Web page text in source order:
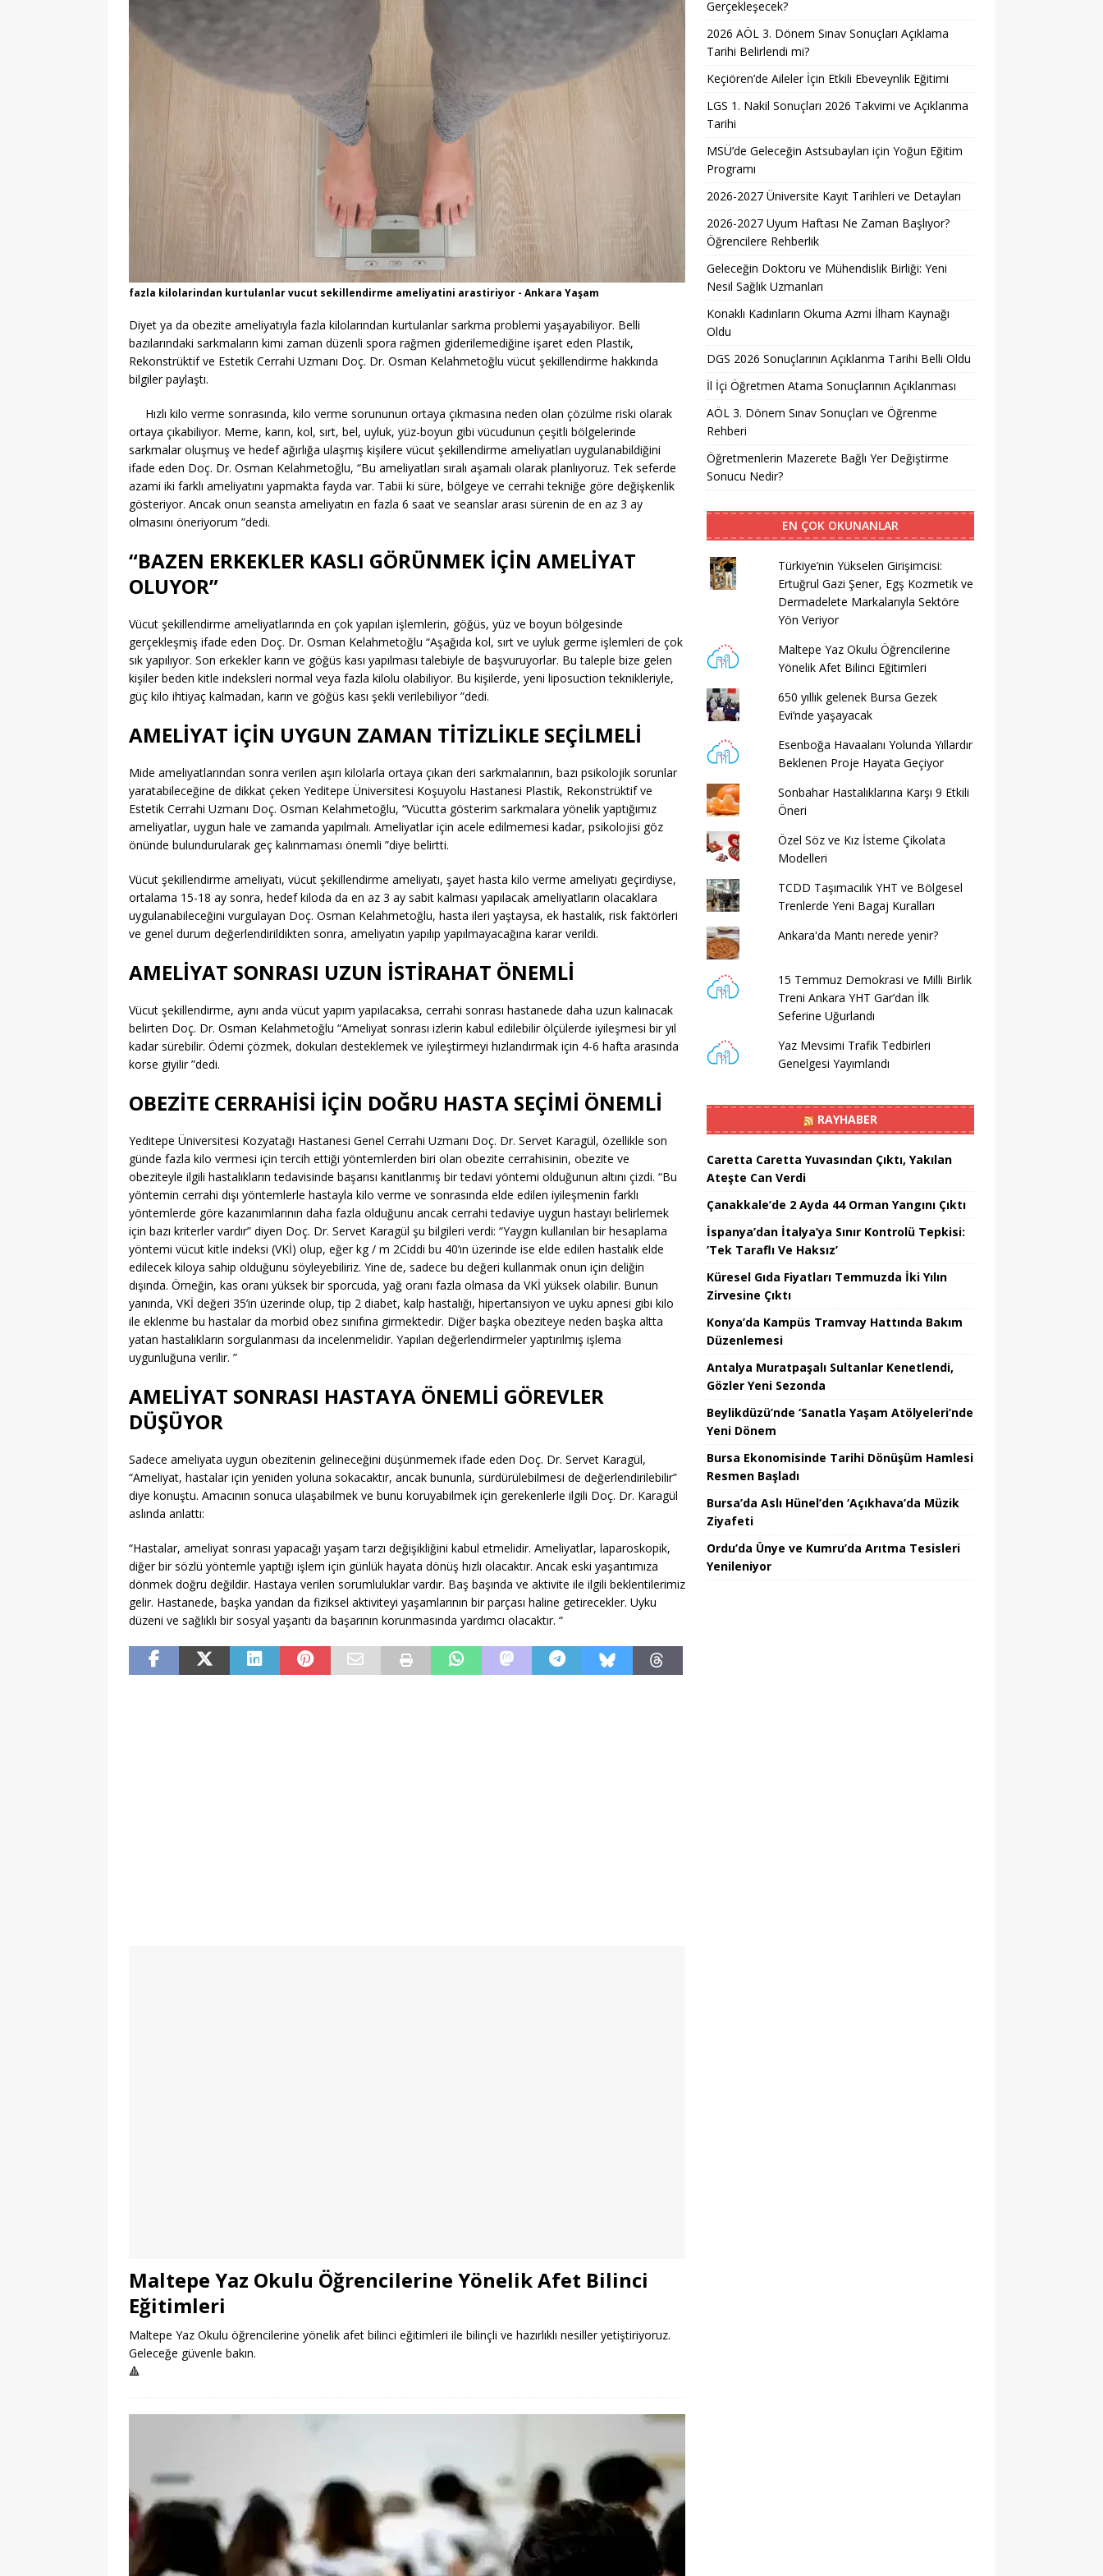
2026-2027 Üniversite Kayıt Tarihleri ve Detayları
2026-2027 Uyum Haftası Ne Zaman Başlıyor? Öğrencilere Rehberlik
Geleceğin Doktoru ve Mühendislik Birliği: Yeni Nesil Sağlık Uzmanları
Konaklı Kadınların Okuma Azmi İlham Kaynağı Oldu
[ 06/08/2026 ]
DGS 2026 Sonuçlarının Açıklanma Tarihi Belli Oldu
İl İçi Öğretmen Atama Sonuçlarının Açıklanması
AÖL 3. Dönem Sınav Sonuçları ve Öğrenme Rehberi
[ 06/08/2026 ] Öğretmenlerin Mazerete Bağlı Yer Değiştirme Sonucu Nedir?
EĞITIM
[ 07/08/2026 ] Maltepe Yaz Okulu Öğrencilerine Yönelik Afet Bilinci Eğitimleri EĞITIM
fazla kilolarindan kurtulanlar vucut sekillendirme ameliyatini arastiriyor - Ankara Yaşam
Diyet ya da obezite ameliyatıyla fazla kilolarından kurtulanlar sarkma problemi yaşayabiliyor. Belli
bazılarındaki sarkmaların kimi zaman düzenli spora rağmen giderilemediğine işaret eden Plastik,
Rekonstrüktif ve Estetik Cerrahi Uzmanı Doç. Dr. Osman Kelahmetoğlu vücut şekillendirme hakkında
bilgiler paylaştı.
Hızlı kilo verme sonrasında, kilo verme sorununun ortaya çıkmasına neden olan çözülme riski olarak
ortaya çıkabiliyor. Meme, karın, kol, sırt, bel, uyluk, yüz-boyun gibi vücudunun çeşitli bölgelerinde
sarkmalar oluşmuş ve hedef ağırlığa ulaşmış kişilere vücut şekillendirme ameliyatları uygulanabildiğini
ifade eden Doç. Dr. Osman Kelahmetoğlu, “Bu ameliyatları sıralı aşamalı olarak planlıyoruz. Tek seferde
azami iki farklı ameliyatını yapmakta fayda var. Tabii ki süre, bölgeye ve cerrahi tekniğe göre değişkenlik
gösteriyor. Ancak onun seansta ameliyatın en fazla 6 saat ve seanslar arası sürenin de en az 3 ay
olmasını öneriyorum ”dedi.
“BAZEN ERKEKLER KASLI GÖRÜNMEK İÇİN AMELİYAT
OLUYOR”
Vücut şekillendirme ameliyatlarında en çok yapılan işlemlerin, göğüs, yüz ve boyun bölgesinde
gerçekleşmiş ifade eden Doç. Dr. Osman Kelahmetoğlu “Aşağıda kol, sırt ve uyluk germe işlemleri de çok
sık yapılıyor. Son erkekler karın ve göğüs kası yapılması talebiyle de başvuruyorlar. Bu taleple bize gelen
kişiler beden kitle indeksleri normal veya fazla kilolu olabiliyor. Bu kişilerde, yeni liposuction teknikleriyle,
güç kilo ihtiyaç kalmadan, karın ve göğüs kası şekli verilebiliyor ”dedi.
AMELİYAT İÇİN UYGUN ZAMAN TİTİZLİKLE SEÇİLMELİ
Mide ameliyatlarından sonra verilen aşırı kilolarla ortaya çıkan deri sarkmalarının, bazı psikolojik sorunlar
yaratabileceğine de dikkat çeken Yeditepe Üniversitesi Koşuyolu Hastanesi Plastik, Rekonstrüktif ve
Estetik Cerrahi Uzmanı Doç. Osman Kelahmetoğlu, “Vücutta gösterim sarkmalara yönelik yaptığımız
ameliyatlar, uygun hale ve zamanda yapılmalı. Ameliyatlar için acele edilmemesi kadar, psikolojisi göz
önünde bulundurularak geç kalınmaması önemli ”diye belirtti.
Vücut şekillendirme ameliyatı, vücut şekillendirme ameliyatı, şayet hasta kilo verme ameliyatı geçirdiyse,
ortalama 15-18 ay sonra, hedef kiloda da en az 3 ay sabit kalması yapılacak ameliyatların olacaklara
uygulanabileceğini vurgulayan Doç. Osman Kelahmetoğlu, hasta ileri yaştaysa, ek hastalık, risk faktörleri
ve genel durum değerlendirildikten sonra, ameliyatın yapılıp yapılmayacağına karar verildi.
AMELİYAT SONRASI UZUN İSTİRAHAT ÖNEMLİ
Vücut şekillendirme, aynı anda vücut yapım yapılacaksa, cerrahi sonrası hastanede daha uzun kalınacak
belirten Doç. Dr. Osman Kelahmetoğlu “Ameliyat sonrası izlerin kabul edilebilir ölçülerde iyileşmesi bir yıl
kadar sürebilir. Ödemi çözmek, dokuları desteklemek ve iyileştirmeyi hızlandırmak için 4-6 hafta arasında
korse giyilir ”dedi.
OBEZİTE CERRAHİSİ İÇİN DOĞRU HASTA SEÇİMİ ÖNEMLİ
Yeditepe Üniversitesi Kozyatağı Hastanesi Genel Cerrahi Uzmanı Doç. Dr. Servet Karagül, özellikle son
günde fazla kilo vermesi için tercih ettiği yöntemlerden biri olan obezite cerrahisinin, obezite ve
obeziteyle ilgili hastalıkların tedavisinde başarısı kanıtlanmış bir tedavi yöntemi olduğunun altını çizdi. “Bu
yöntemin cerrahi dışı yöntemlerle hastayla kilo verme ve sonrasında elde edilen iyileşmenin farklı
yöntemlerde göre kazanımlarının daha fazla olduğunu ancak cerrahi tedaviye uygun hastayı belirlemek
için bazı kriterler vardır” diyen Doç. Dr. Servet Karagül şu bilgileri verdi: “Yaygın kullanılan bir hesaplama
yöntemi vücut kitle indeksi (VKİ) olup, eğer kg / m 2Ciddi bu 40’ın üzerinde ise elde edilen hastalık elde
edilecek kiloya sahip olduğunu söyleyebiliriz. Yine de, sadece bu değeri kullanmak onun için deliğin
dışında. Örneğin, kas oranı yüksek bir sporcuda, yağ oranı fazla olmasa da VKİ yüksek olabilir. Bunun
yanında, VKİ değeri 35’in üzerinde olup, tip 2 diabet, kalp hastalığı, hipertansiyon ve uyku apnesi gibi kilo
ile eklenme bu hastalar da morbid obez sınıfına girmektedir. Diğer başka obeziteye neden başka altta
yatan hastalıkların sorgulanması da incelenmelidir. Yapılan değerlendirmeler yaptırılmış işlema
uygunluğuna verilir. ”
AMELİYAT SONRASI HASTAYA ÖNEMLİ GÖREVLER
DÜŞÜYOR
Sadece ameliyata uygun obezitenin gelineceğini düşünmemek ifade eden Doç. Dr. Servet Karagül,
“Ameliyat, hastalar için yeniden yoluna sokacaktır, ancak bununla, sürdürülebilmesi de değerlendirilebilir”
diye konuştu. Amacının sonuca ulaşabilmek ve bunu koruyabilmek için gerekenlerle ilgili Doç. Dr. Karagül
aslında anlattı:
“Hastalar, ameliyat sonrası yapacağı yaşam tarzı değişikliğini kabul etmelidir. Ameliyatlar, laparoskopik,
diğer bir sözlü yöntemle yaptığı işlem için günlük hayata dönüş hızlı olacaktır. Ancak eski yaşantımıza
dönmek doğru değildir. Hastaya verilen sorumluluklar vardır. Baş başında ve aktivite ile ilgili beklentilerimiz
gelir. Hastanede, başka yandan da fiziksel aktiviteyi yaşamlarının bir parçası haline getirecekler. Uyku
düzeni ve sağlıklı bir sosyal yaşantı da başarının korunmasında yardımcı olacaktır. “
Maltepe Yaz Okulu Öğrencilerine Yönelik Afet Bilinci
Eğitimleri
Maltepe Yaz Okulu öğrencilerine yönelik afet bilinci eğitimleri ile bilinçli ve hazırlıklı nesiller yetiştiriyoruz.
Geleceğe güvenle bakın.
🔺
Gerçekleşecek?
2026 AÖL 3. Dönem Sınav Sonuçları Açıklama
Tarihi Belirlendi mi?
Keçiören’de Aileler İçin Etkili Ebeveynlik Eğitimi
LGS 1. Nakil Sonuçları 2026 Takvimi ve Açıklanma
Tarihi
MSÜ’de Geleceğin Astsubayları için Yoğun Eğitim
Programı
2026-2027 Üniversite Kayıt Tarihleri ve Detayları
2026-2027 Uyum Haftası Ne Zaman Başlıyor?
Öğrencilere Rehberlik
Geleceğin Doktoru ve Mühendislik Birliği: Yeni
Nesil Sağlık Uzmanları
Konaklı Kadınların Okuma Azmi İlham Kaynağı
Oldu
DGS 2026 Sonuçlarının Açıklanma Tarihi Belli Oldu
İl İçi Öğretmen Atama Sonuçlarının Açıklanması
AÖL 3. Dönem Sınav Sonuçları ve Öğrenme
Rehberi
Öğretmenlerin Mazerete Bağlı Yer Değiştirme
Sonucu Nedir?
EN ÇOK OKUNANLAR
Türkiye’nin Yükselen Girişimcisi:
Ertuğrul Gazi Şener, Egş Kozmetik ve
Dermadelete Markalarıyla Sektöre
Yön Veriyor
Maltepe Yaz Okulu Öğrencilerine
Yönelik Afet Bilinci Eğitimleri
650 yıllık gelenek Bursa Gezek
Evi’nde yaşayacak
Esenboğa Havaalanı Yolunda Yıllardır
Beklenen Proje Hayata Geçiyor
Sonbahar Hastalıklarına Karşı 9 Etkili
Öneri
Özel Söz ve Kız İsteme Çikolata
Modelleri
TCDD Taşımacılık YHT ve Bölgesel
Trenlerde Yeni Bagaj Kuralları
Ankara'da Mantı nerede yenir?
15 Temmuz Demokrasi ve Milli Birlik
Treni Ankara YHT Gar’dan İlk
Seferine Uğurlandı
Yaz Mevsimi Trafik Tedbirleri
Genelgesi Yayımlandı
RAYHABER
Caretta Caretta Yuvasından Çıktı, Yakılan
Ateşte Can Verdi
Çanakkale’de 2 Ayda 44 Orman Yangını Çıktı
İspanya’dan İtalya’ya Sınır Kontrolü Tepkisi:
’Tek Taraflı Ve Haksız’
Küresel Gıda Fiyatları Temmuzda İki Yılın
Zirvesine Çıktı
Konya’da Kampüs Tramvay Hattında Bakım
Düzenlemesi
Antalya Muratpaşalı Sultanlar Kenetlendi,
Gözler Yeni Sezonda
Beylikdüzü’nde ‘Sanatla Yaşam Atölyeleri’nde
Yeni Dönem
Bursa Ekonomisinde Tarihi Dönüşüm Hamlesi
Resmen Başladı
Bursa’da Aslı Hünel’den ‘Açıkhava’da Müzik
Ziyafeti
Ordu’da Ünye ve Kumru’da Arıtma Tesisleri
Yenileniyor